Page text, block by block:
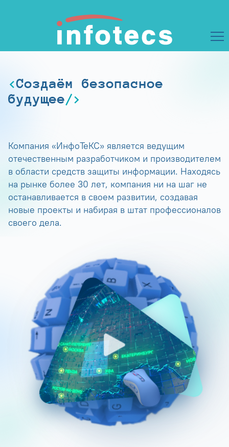
Создаём безопасное
будущее
Компания «ИнфоТеКС» является ведущим
отечественным разработчиком и производителем
в области средств защиты информации. Находясь
на рынке более 30 лет, компания ни на шаг не
останавливается в своем развитии, создавая
новые проекты и набирая в штат профессионалов
своего дела.